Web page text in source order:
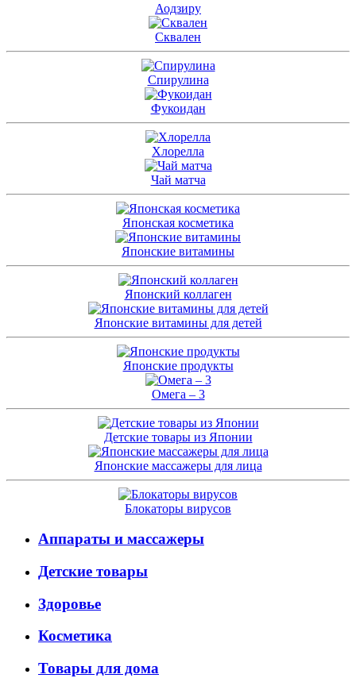
Аодзиру
Сквален
Спирулина
Фукоидан
Хлорелла
Чай матча
Японская косметика
Японские витамины
Японский коллаген
Японские витамины для детей
Японские продукты
Омега – 3
Детские товары из Японии
Японские массажеры для лица
Блокаторы вирусов
Аппараты и массажеры
Детские товары
Здоровье
Косметика
Товары для дома